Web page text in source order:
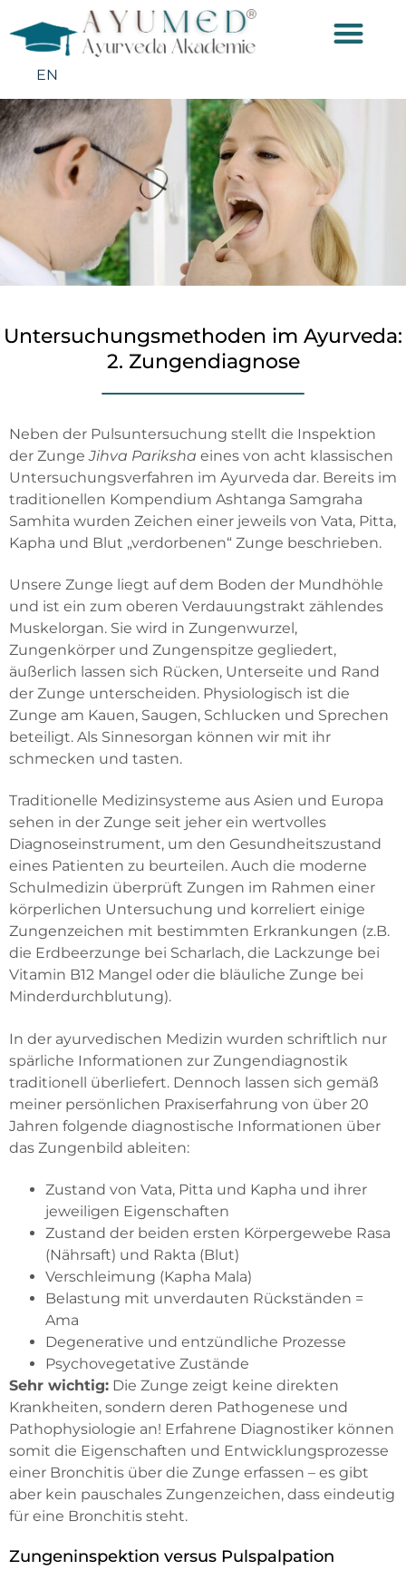
EN
Untersuchungsmethoden im Ayurveda:
2. Zungendiagnose
Neben der Pulsuntersuchung stellt die Inspektion
der ZungeJihva Pariksha eines von acht klassischen
Untersuchungsverfahren im Ayurveda dar. Bereits im
traditionellen Kompendium Ashtanga Samgraha
Samhita wurden Zeichen einer jeweils von Vata, Pitta,
Kapha und Blut „verdorbenen“ Zunge beschrieben.
Unsere Zunge liegt auf dem Boden der Mundhöhle
und ist ein zum oberen Verdauungstrakt zählendes
Muskelorgan. Sie wird in Zungenwurzel,
Zungenkörper und Zungenspitze gegliedert,
äußerlich lassen sich Rücken, Unterseite und Rand
der Zunge unterscheiden. Physiologisch ist die
Zunge am Kauen, Saugen, Schlucken und Sprechen
beteiligt. Als Sinnesorgan können wir mit ihr
schmecken und tasten.
Traditionelle Medizinsysteme aus Asien und Europa
sehen in der Zunge seit jeher ein wertvolles
Diagnoseinstrument, um den Gesundheitszustand
eines Patienten zu beurteilen. Auch die moderne
Schulmedizin überprüft Zungen im Rahmen einer
körperlichen Untersuchung und korreliert einige
Zungenzeichen mit bestimmten Erkrankungen (z.B.
die Erdbeerzunge bei Scharlach, die Lackzunge bei
Vitamin B12 Mangel oder die bläuliche Zunge bei
Minderdurchblutung).
In der ayurvedischen Medizin wurden schriftlich nur
spärliche Informationen zur Zungendiagnostik
traditionell überliefert. Dennoch lassen sich gemäß
meiner persönlichen Praxiserfahrung von über 20
Jahren folgende diagnostische Informationen über
das Zungenbild ableiten:
Zustand von Vata, Pitta und Kapha und ihrer
jeweiligen Eigenschaften
Zustand der beiden ersten Körpergewebe Rasa
(Nährsaft) und Rakta (Blut)
Verschleimung (Kapha Mala)
Belastung mit unverdauten Rückständen =
Ama
Degenerative und entzündliche Prozesse
Psychovegetative Zustände
Sehr wichtig: Die Zunge zeigt keine direkten
Krankheiten, sondern deren Pathogenese und
Pathophysiologie an! Erfahrene Diagnostiker können
somit die Eigenschaften und Entwicklungsprozesse
einer Bronchitis über die Zunge erfassen – es gibt
aber kein pauschales Zungenzeichen, dass eindeutig
für eine Bronchitis steht.
Zungeninspektion versus Pulspalpation